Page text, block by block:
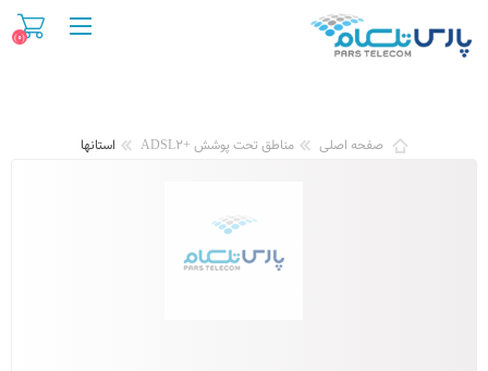
(۰)
صفحه اصلی مناطق تحت پوشش +ADSL۲ استانها